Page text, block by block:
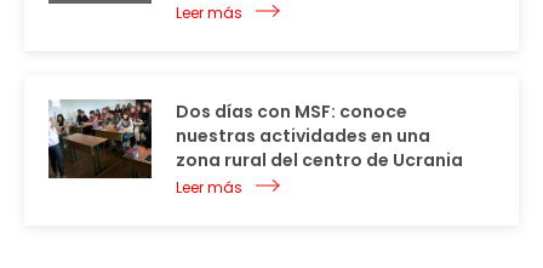
Leer más
Dos días con MSF: conoce
nuestras actividades en una
zona rural del centro de Ucrania
Leer más